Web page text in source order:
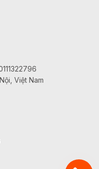
Việt Nam